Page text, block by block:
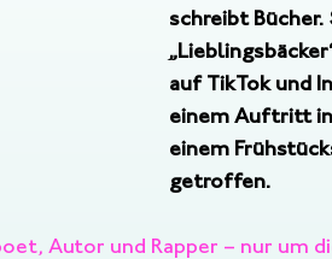
schreibt Bücher.
auf TikTok und
einem Auftritt in
einem
getroffen.
Autor und Rapper – nur um